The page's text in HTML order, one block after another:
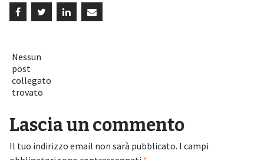
Nessun
post
collegato
trovato
Lascia un commento
Il tuo indirizzo email non sarà pubblicato. I campi